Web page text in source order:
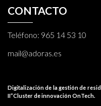
CONTACTO
Teléfono: 965 14 53 10
mail@adoras.es
Digitalización de la gestión de
II”Cluster de innovación OnTech.